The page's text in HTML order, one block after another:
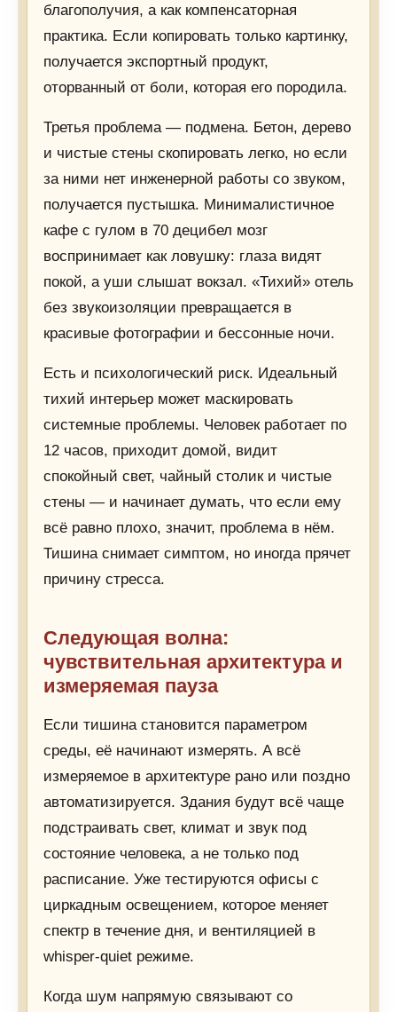
благополучия, а как компенсаторная
практика. Если копировать только картинку,
получается экспортный продукт,
оторванный от боли, которая его породила.
Третья проблема — подмена. Бетон, дерево
и чистые стены скопировать легко, но если
за ними нет инженерной работы со звуком,
получается пустышка. Минималистичное
кафе с гулом в 70 децибел мозг
воспринимает как ловушку: глаза видят
покой, а уши слышат вокзал. «Тихий» отель
без звукоизоляции превращается в
красивые фотографии и бессонные ночи.
Есть и психологический риск. Идеальный
тихий интерьер может маскировать
системные проблемы. Человек работает по
12 часов, приходит домой, видит
спокойный свет, чайный столик и чистые
стены — и начинает думать, что если ему
всё равно плохо, значит, проблема в нём.
Тишина снимает симптом, но иногда прячет
причину стресса.
Следующая волна:
чувствительная архитектура и
измеряемая пауза
Если тишина становится параметром
среды, её начинают измерять. А всё
измеряемое в архитектуре рано или поздно
автоматизируется. Здания будут всё чаще
подстраивать свет, климат и звук под
состояние человека, а не только под
расписание. Уже тестируются офисы с
циркадным освещением, которое меняет
спектр в течение дня, и вентиляцией в
whisper-quiet режиме.
Когда шум напрямую связывают со